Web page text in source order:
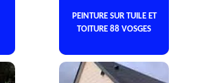
PEINTURE SUR TUILE ET
TOITURE 88 VOSGES